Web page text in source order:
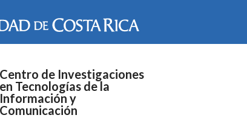
Centro de Investigaciones
en Tecnologías de la
Información y
Comunicación